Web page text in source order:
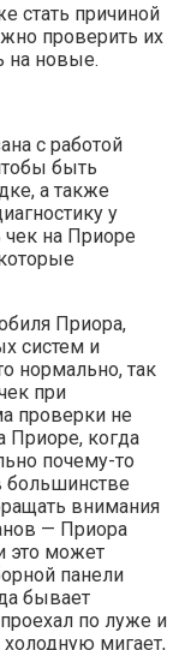
стать причиной
проверить их
на новые.
с работой
быть
а также
у
чек на Приоре
Приора,
систем и
нормально, так
при
проверки не
Приоре, когда
почему-то
большинстве
внимания
— Приора
это может
панели
бывает
по луже и
холодную мигает,